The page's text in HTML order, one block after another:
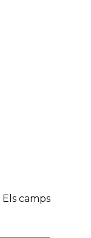
Els camps